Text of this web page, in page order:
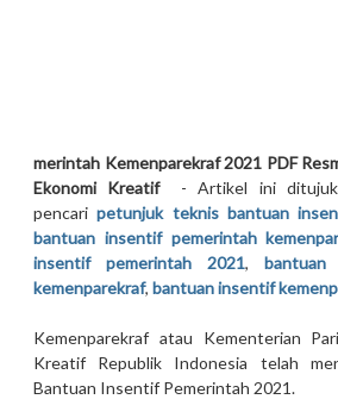
merintah Kemenparekraf 2021 PDF
Ekonomi Kreatif -Artikel ini
pencaripetunjuk teknis bantuan
bantuan insentif pemerintah
insentif pemerintah 2021, bantuan
kemenparekraf, bantuan insentif
Kemenparekraf atau Kementerian
Kreatif Republik Indonesia telah
Bantuan Insentif Pemerintah 2021.